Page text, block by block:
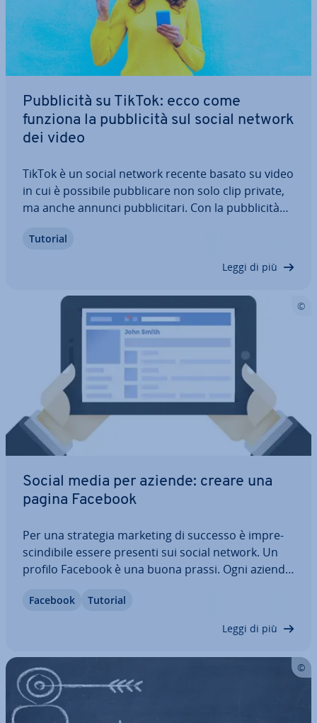
Pub­bli­ci­tà su TikTok: ecco come
funziona la pub­bli­ci­tà sul social network
dei video
TikTok è un social network recente basato su video
in cui è possibile pub­bli­ca­re non solo clip private,
ma anche annunci pub­bli­ci­ta­ri. Con la pub­bli­ci­tà
che creano e con­di­vi­do­no video personali. In
Tutorial
Leggi di più
Social media per aziende: creare una
pagina Facebook
Per una strategia marketing di successo è im­pre­
scin­di­bi­le essere presenti sui social network. Un
profilo Facebook è una buona prassi. Ogni azienda,
dovrebbe essere rap­pre­sen­ta­ta sulla piat­ta­for­ma
Facebook Tutorial
Leggi di più